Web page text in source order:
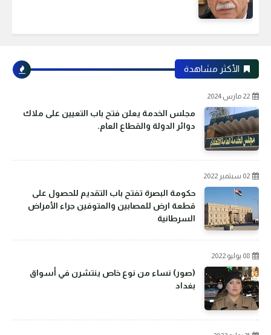
الأكثر مشاهدة
22 مارس 2024
مجلس الخدمة يعلن فتح باب التعيين على ملاك
دوائر الدولة والقطاع العام.
02 سبتمبر 2022
حكومة البصرة تفتح باب التقديم للحصول على
قطعة ارض للمصابين والمتوفين جراء الأمراض
السرطانية
08 يوليو 2022
(صور) نساء من نوع خاص ينتشرن في أسواق
بغداد